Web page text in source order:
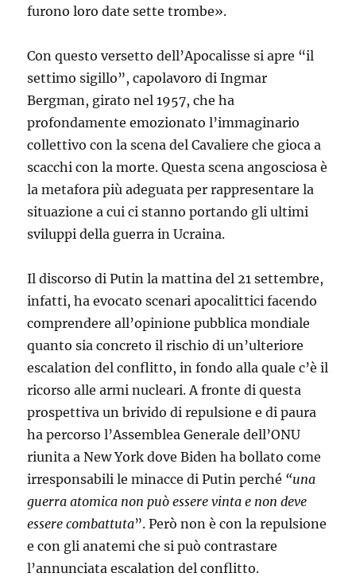
furono loro date sette trombe».
Con questo versetto dell’Apocalisse si apre “il
settimo sigillo”, capolavoro di Ingmar
Bergman, girato nel 1957, che ha
profondamente emozionato l’immaginario
collettivo con la scena del Cavaliere che gioca a
scacchi con la morte. Questa scena angosciosa è
la metafora più adeguata per rappresentare la
situazione a cui ci stanno portando gli ultimi
sviluppi della guerra in Ucraina.
Il discorso di Putin la mattina del 21 settembre,
infatti, ha evocato scenari apocalittici facendo
comprendere all’opinione pubblica mondiale
quanto sia concreto il rischio di un’ulteriore
escalation del conflitto, in fondo alla quale c’è il
ricorso alle armi nucleari. A fronte di questa
prospettiva un brivido di repulsione e di paura
ha percorso l’Assemblea Generale dell’ONU
riunita a New York dove Biden ha bollato come
irresponsabili le minacce di Putin perché “una
guerra atomica non può essere vinta e non deve
essere combattuta”. Però non è con la repulsione
e con gli anatemi che si può contrastare
l’annunciata escalation del conflitto.